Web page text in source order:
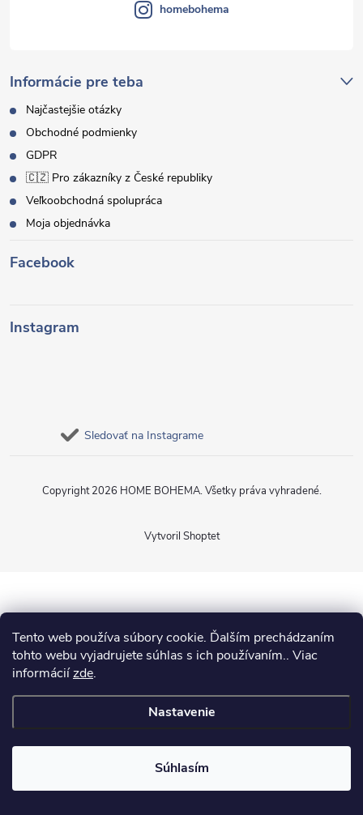
Tento web používa súbory cookie. Ďalším prechádzaním
tohto webu vyjadrujete súhlas s ich používaním.. Viac
informáciízde.
Nastavenie
Súhlasím
Informácie pre teba
Najčastejšie otázky
Obchodné podmienky
GDPR
🇨🇿 Pro zákazníky z České republiky
Veľkoobchodná spolupráca
Moja objednávka
homebohema
Facebook
Instagram
Sledovať na Instagrame
Vytvoril Shoptet
Copyright 2026 HOME BOHEMA. Všetky práva vyhradené.